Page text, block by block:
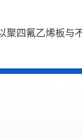
聚四氟乙烯板与